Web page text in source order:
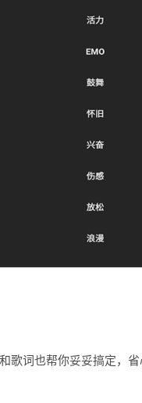
歌词也帮你妥妥搞定，